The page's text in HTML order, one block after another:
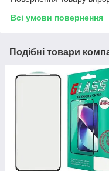
Всі умови повернення
Подібні товари